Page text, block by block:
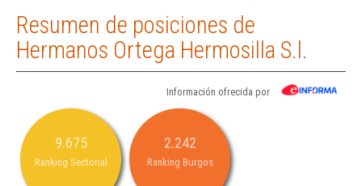
Resumen de posiciones de
Hermanos Ortega Hermosilla S.l.
Información ofrecida por
9.675
Ranking Sectorial
2.242
Ranking Burgos